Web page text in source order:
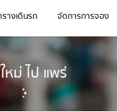
หม่ ไป แพร่
างเดินรถ จัดการการจอง